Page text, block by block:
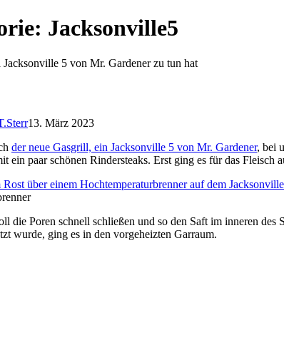
Jacksonville5
5 von Mr. Gardener zu tun hat
13. März 2023
der neue Gasgrill, ein Jacksonville 5 von Mr. Gardener, bei
ein paar schönen Rindersteaks. Erst ging es für das Fleisch
die Poren schnell schließen und so den Saft im inneren
wurde, ging es in den vorgeheizten Garraum.